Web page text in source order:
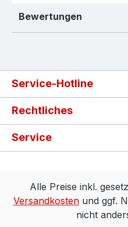
Bewertungen
Service-Hotline
Rechtliches
Service
Alle Preise inkl.
Versandkostenund ggf.
nicht